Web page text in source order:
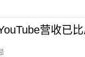
营收已